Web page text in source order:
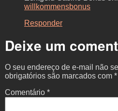
willkommensbonus
Responder
Deixe um
O seu endereço de e-mail não
obrigatórios são marcados com *
Comentário *